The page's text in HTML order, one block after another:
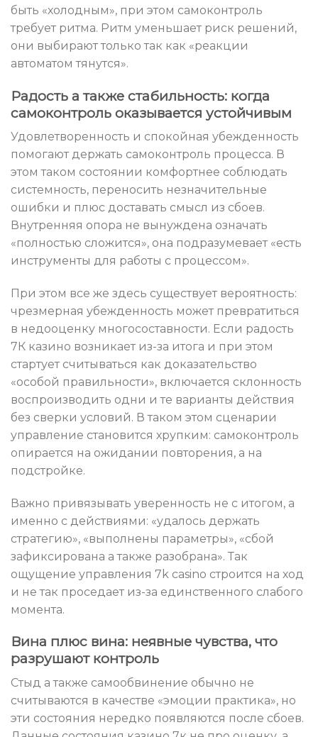
быть «холодным», при этом самоконтроль
требует ритма. Ритм уменьшает риск решений,
они выбирают только так как «реакции
автоматом тянутся».
Радость а также стабильность: когда
самоконтроль оказывается устойчивым
Удовлетворенность и спокойная убежденность
помогают держать самоконтроль процесса. В
этом таком состоянии комфортнее соблюдать
системность, переносить незначительные
ошибки и плюс доставать смысл из сбоев.
Внутренняя опора не вынуждена означать
«полностью сложится», она подразумевает «есть
инструменты для работы с процессом».
При этом все же здесь существует вероятность:
чрезмерная убежденность может превратиться
в недооценку многосоставности. Если радость
7К казино возникает из-за итога и при этом
стартует считываться как доказательство
«особой правильности», включается склонность
воспроизводить одни и те варианты действия
без сверки условий. В таком этом сценарии
управление становится хрупким: самоконтроль
опирается на ожидании повторения, а на
подстройке.
Важно привязывать уверенность не с итогом, а
именно с действиями: «удалось держать
стратегию», «выполнены параметры», «сбой
зафиксирована а также разобрана». Так
ощущение управления 7k casino строится на ход
и не так проседает из-за единственного слабого
момента.
Вина плюс вина: неявные чувства, что
разрушают контроль
Стыд а также самообвинение обычно не
считываются в качестве «эмоции практика», но
эти состояния нередко появляются после сбоев.